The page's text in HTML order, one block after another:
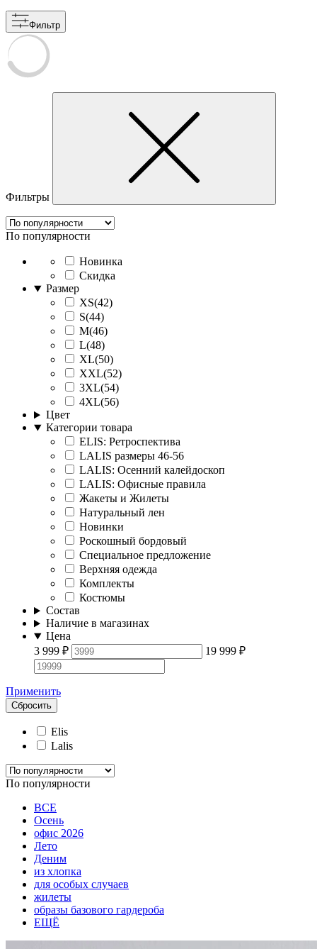
Фильтр
Фильтры
По популярности
Новинка
Скидка
Размер
XS(42)
S(44)
M(46)
L(48)
XL(50)
XXL(52)
3XL(54)
4XL(56)
Цвет
Категории товара
ELIS: Ретроспектива
LALIS размеры 46-56
LALIS: Осенний калейдоскоп
LALIS: Офисные правила
Жакеты и Жилеты
Натуральный лен
Новинки
Роскошный бордовый
Специальное предложение
Верхняя одежда
Комплекты
Костюмы
Состав
Наличие в магазинах
Цена
3 999 ₽ 19 999 ₽
Применить
Сбросить
Elis
Lalis
По популярности
ВСЕ
Осень
офис 2026
Лето
Деним
из хлопка
для особых случаев
жилеты
образы базового гардероба
ЕЩЁ